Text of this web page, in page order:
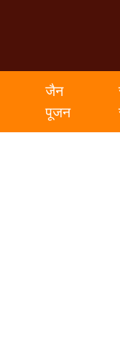
जैन
पूजन